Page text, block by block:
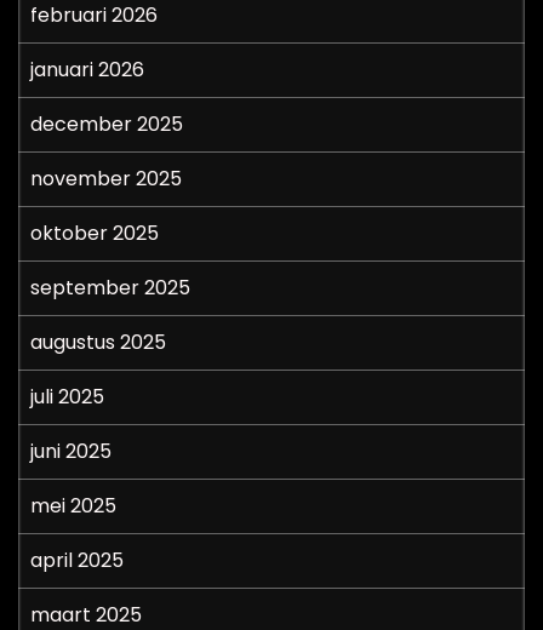
februari 2026
januari 2026
december 2025
november 2025
oktober 2025
september 2025
augustus 2025
juli 2025
juni 2025
mei 2025
april 2025
maart 2025